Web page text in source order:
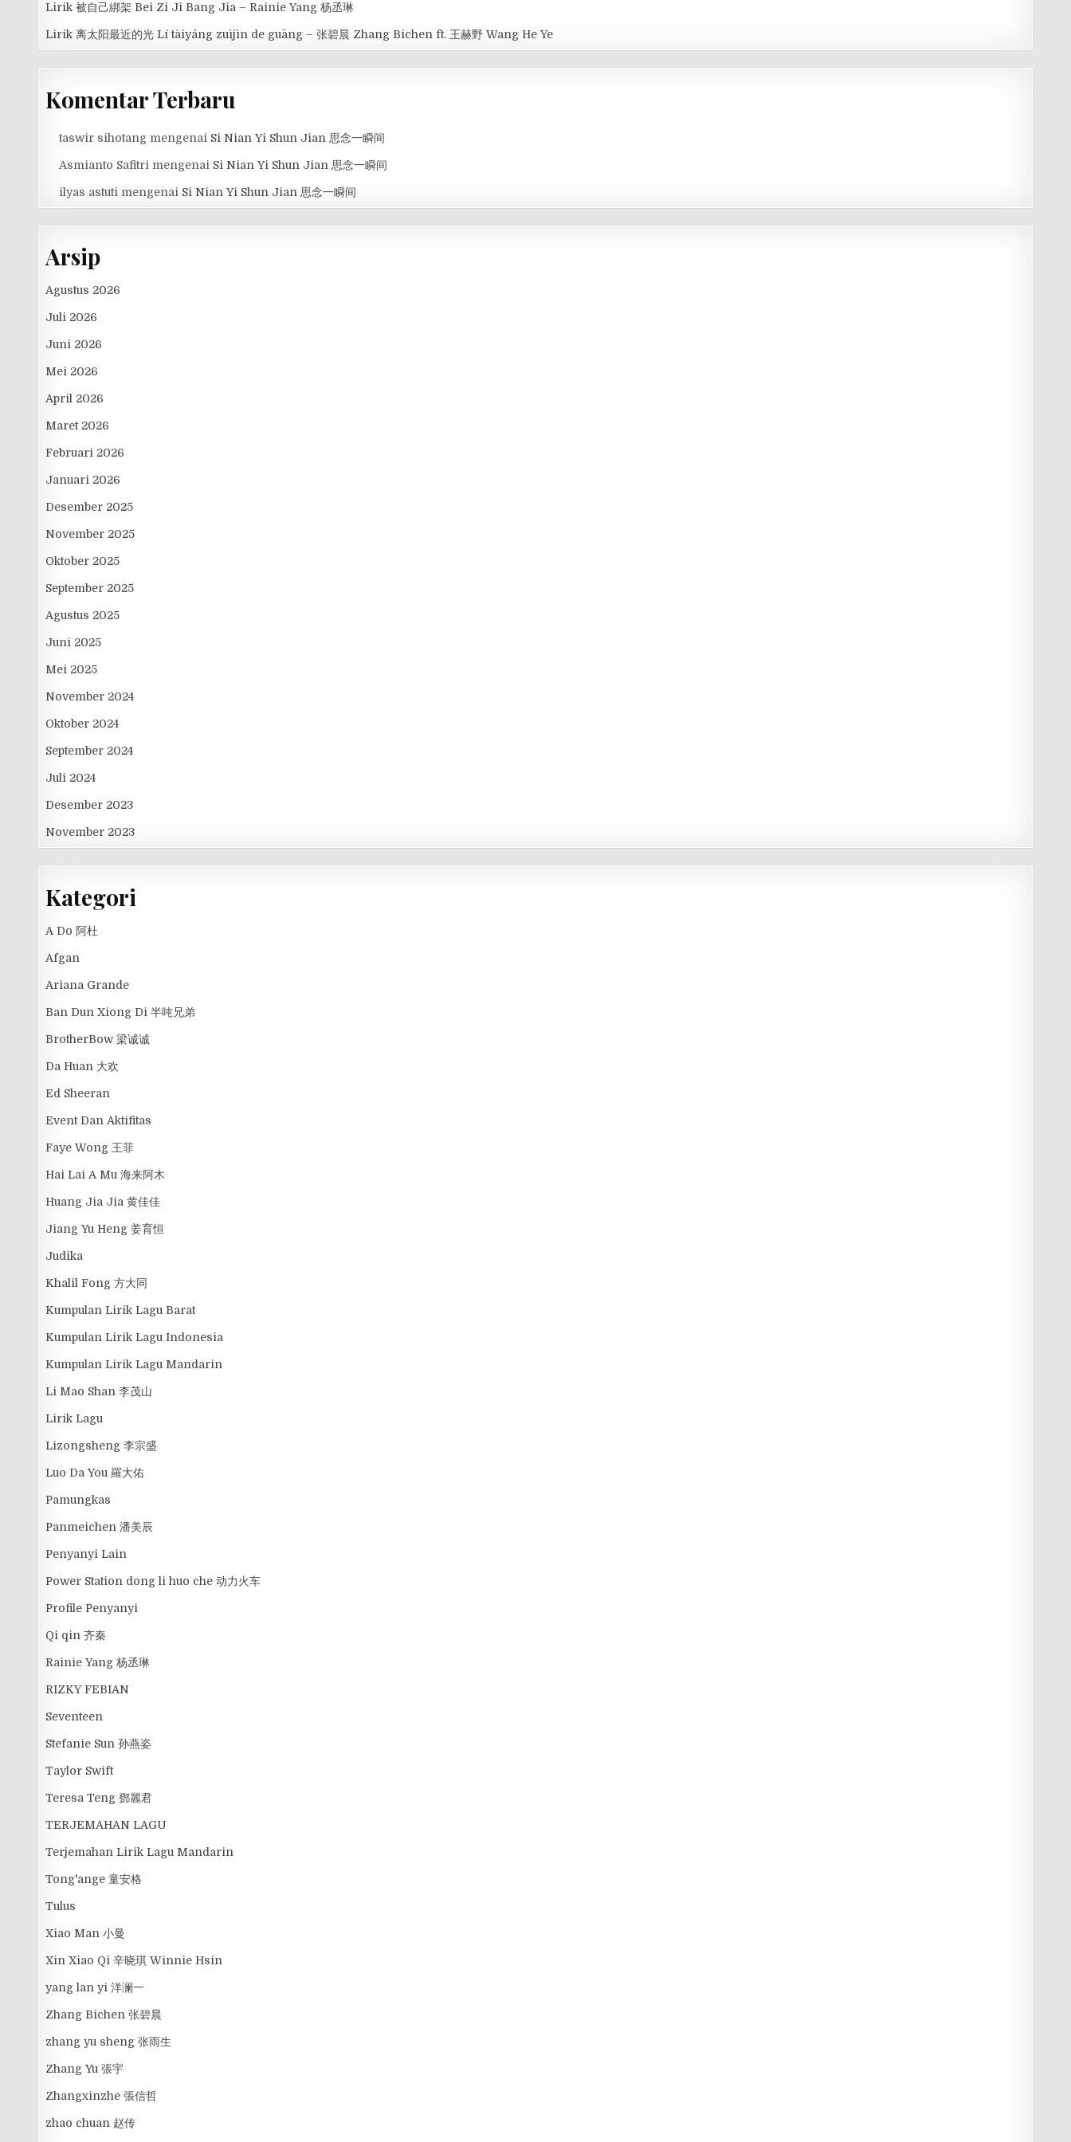
Lirik 被自己綁架 Bei Zi Ji Bang Jia – Rainie Yang 杨丞琳
Lirik 离太阳最近的光 Lí tàiyáng zuìjìn de guāng – 张碧晨 Zhang Bichen ft. 王赫野 Wang He Ye
Komentar Terbaru
taswir sihotangmengenai Si Nian Yi Shun Jian 思念一瞬间
Asmianto Safitri mengenai Si Nian Yi Shun Jian 思念一瞬间
ilyas astuti mengenai Si Nian Yi Shun Jian 思念一瞬间
Arsip
Agustus 2026
Juli 2026
Juni 2026
Mei 2026
April 2026
Maret 2026
Februari 2026
Januari 2026
Desember 2025
November 2025
Oktober 2025
September 2025
Agustus 2025
Juni 2025
Mei 2025
November 2024
Oktober 2024
September 2024
Juli 2024
Desember 2023
November 2023
Kategori
A Do 阿杜
Afgan
Ariana Grande
Ban Dun Xiong Di 半吨兄弟
BrotherBow 梁诚诚
Da Huan 大欢
Ed Sheeran
Event Dan Aktifitas
Faye Wong 王菲
Hai Lai A Mu 海来阿木
Huang Jia Jia 黄佳佳
Jiang Yu Heng 姜育恒
Judika
Khalil Fong 方大同
Kumpulan Lirik Lagu Barat
Kumpulan Lirik Lagu Indonesia
Kumpulan Lirik Lagu Mandarin
Li Mao Shan 李茂山
Lirik Lagu
Lizongsheng 李宗盛
Luo Da You 羅大佑
Pamungkas
Panmeichen 潘美辰
Penyanyi Lain
Power Station dong li huo che 动力火车
Profile Penyanyi
Qi qin 齐秦
Rainie Yang 杨丞琳
RIZKY FEBIAN
Seventeen
Stefanie Sun 孙燕姿
Taylor Swift
Teresa Teng 鄧麗君
TERJEMAHAN LAGU
Terjemahan Lirik Lagu Mandarin
Tong'ange 童安格
Tulus
Xiao Man 小曼
Xin Xiao Qi 辛晓琪 Winnie Hsin
yang lan yi 洋澜一
Zhang Bichen 张碧晨
zhang yu sheng 张雨生
Zhang Yu 張宇
Zhangxinzhe 張信哲
zhao chuan 赵传